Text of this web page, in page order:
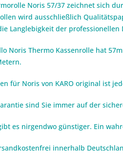
Noris 57/37 zeichnet sich
wird ausschließlich
Langlebigkeit der
Noris Thermo Kassenrolle hat
für Noris von KARO original ist
sind Sie immer auf der
es nirgendwo günstiger. Ein
innerhalb